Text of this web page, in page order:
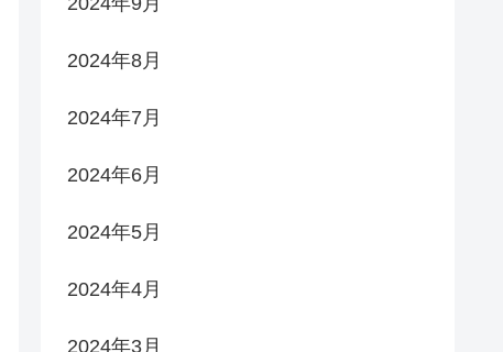
2024年8月
2024年7月
2024年6月
2024年5月
2024年4月
2024年3月